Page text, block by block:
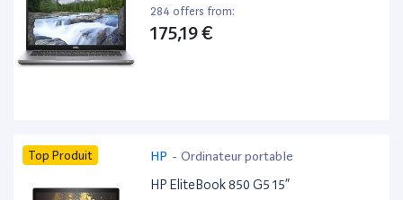
284 offers from:
175,19 €
Top Produit HP - Ordinateur portable
HP EliteBook 850 G5 15”